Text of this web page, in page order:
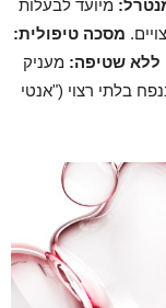
מיועד לבעלות
מסכה טיפולית:
ללא שטיפה: מעניק
בלתי רצוי ("אנטי